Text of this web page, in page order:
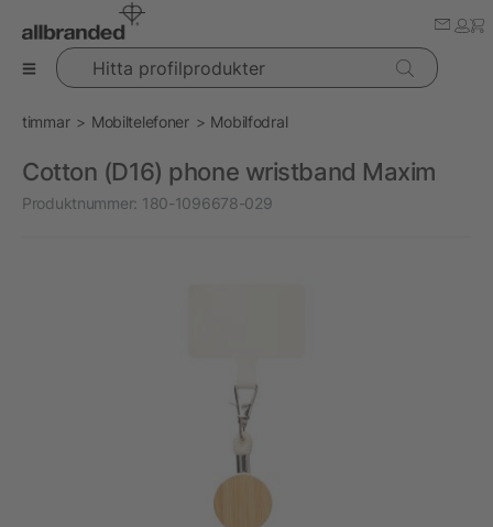
Hitta profilprodukter
timmar Mobiltelefoner Mobilfodral
Cotton (D16) phone wristband Maxim
Produktnummer: 180-1096678-029